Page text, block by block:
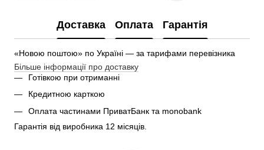
Доставка Оплата Гарантія
«Новою поштою» по Україні — за тарифами перевізника
Більше інформації про доставку
Готівкою при отриманні
Кредитною карткою
Оплата частинами ПриватБанк та monobank
Гарантія від виробника 12 місяців.